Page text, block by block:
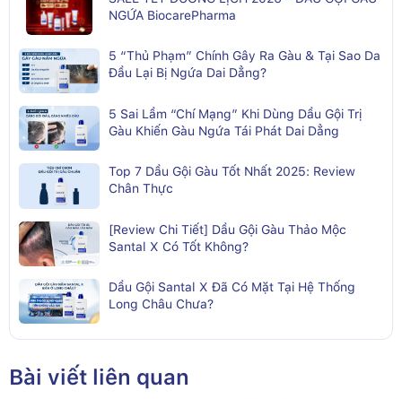
NGỨA BiocarePharma
5 “Thủ Phạm” Chính Gây Ra Gàu & Tại Sao Da
Đầu Lại Bị Ngứa Dai Dẳng?
5 Sai Lầm “Chí Mạng” Khi Dùng Dầu Gội Trị
Gàu Khiến Gàu Ngứa Tái Phát Dai Dẳng
Top 7 Dầu Gội Gàu Tốt Nhất 2025: Review
Chân Thực
[Review Chi Tiết] Dầu Gội Gàu Thảo Mộc
Santal X Có Tốt Không?
Dầu Gội Santal X Đã Có Mặt Tại Hệ Thống
Long Châu Chưa?
Bài viết liên quan